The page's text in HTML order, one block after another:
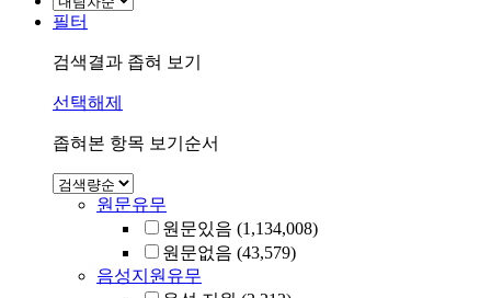
필터
검색결과 좁혀 보기
선택해제
좁혀본 항목 보기순서
원문유무
원문있음 (1,134,008)
원문없음 (43,579)
음성지원유무